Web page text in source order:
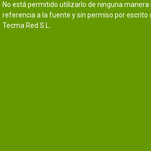
No está permitido utilizarlo de ninguna manera
referencia a la fuente y sin permiso por escrito
Tecma Red S.L.